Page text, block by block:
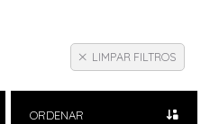
LIMPAR FILTROS
ORDENAR